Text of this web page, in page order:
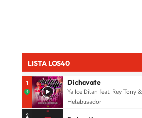
LISTA LOS40
1 Dichavate
Ya Ice Dilan feat. Rey Tony &
Helabusador
2